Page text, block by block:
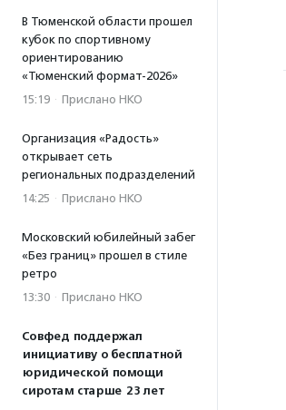
В Тюменской области прошел
кубок по спортивному
ориентированию
«Тюменский формат-2026»
15:19 · Прислано НКО
Организация «Радость»
открывает сеть
региональных подразделений
14:25 · Прислано НКО
Московский юбилейный забег
«Без границ» прошел в стиле
ретро
13:30 · Прислано НКО
Совфед поддержал
инициативу о бесплатной
юридической помощи
сиротам старше 23 лет